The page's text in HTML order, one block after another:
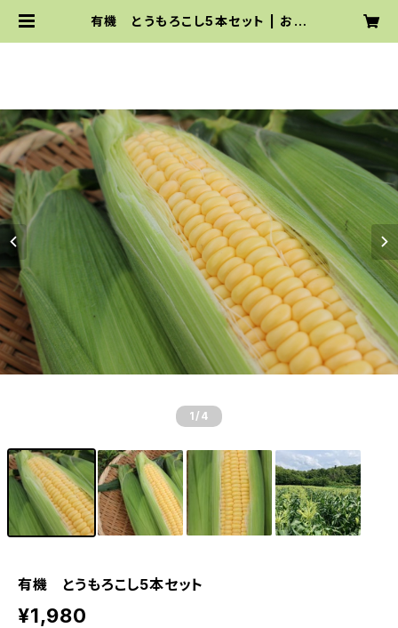
有機 とうもろこし5本セット | お取
1 /4
有機 とうもろこし5本セット
¥1,980